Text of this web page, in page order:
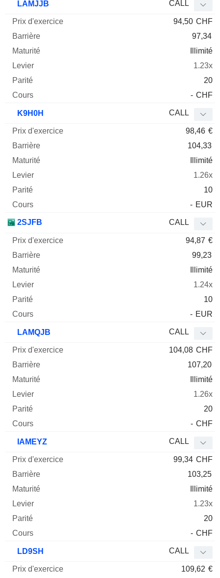
LAMJJB CALL
94,50 CHF
97,34
Illimité
1.23x
20
- CHF
K9H0H CALL
98,46 €
104,33
Illimité
1.26x
10
- EUR
2SJFB CALL
94,87 €
99,23
Illimité
1.24x
10
- EUR
LAMQJB CALL
104,08 CHF
107,20
Illimité
1.26x
20
- CHF
IAMEYZ CALL
99,34 CHF
103,25
Illimité
1.23x
20
- CHF
LD9SH CALL
109,62 €